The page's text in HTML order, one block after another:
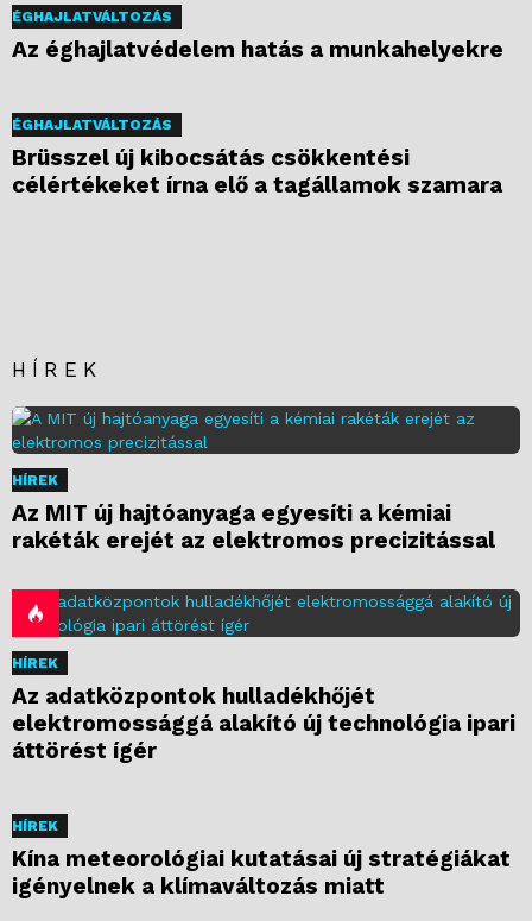
ÉGHAJLATVÁLTOZÁS
Az éghajlatvédelem hatás a munkahelyekre
ÉGHAJLATVÁLTOZÁS
Brüsszel új kibocsátás csökkentési
célértékeket írna elő a tagállamok szamara
HÍREK
HÍREK
Az MIT új hajtóanyaga egyesíti a kémiai
rakéták erejét az elektromos precizitással
HÍREK
Az adatközpontok hulladékhőjét
elektromossággá alakító új technológia ipari
áttörést ígér
HÍREK
Kína meteorológiai kutatásai új stratégiákat
igényelnek a klímaváltozás miatt